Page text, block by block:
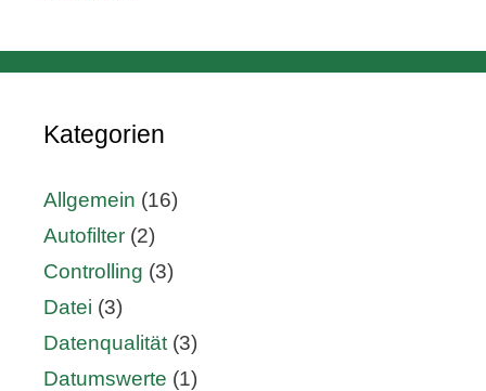
Kategorien
Allgemein (16)
Autofilter (2)
Controlling (3)
Datei (3)
Datenqualität (3)
Datumswerte (1)